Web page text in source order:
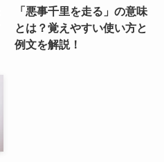
「悪事千里を走る」の意味
とは？覚えやすい使い方と
例文を解説！